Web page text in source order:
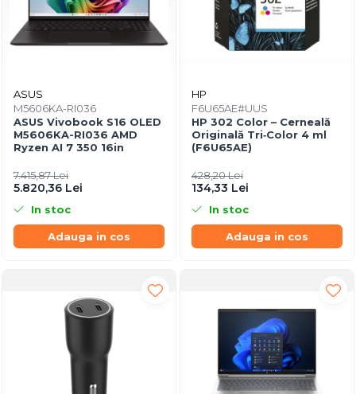
ASUS
M5606KA-RI036
ASUS Vivobook S16 OLED
M5606KA-RI036 AMD
Ryzen AI 7 350 16in
7.415,87 Lei
5.820,36 Lei
In stoc
Adauga in cos
HP
F6U65AE#UUS
HP 302 Color – Cerneală
Originală Tri‑Color 4 ml
(F6U65AE)
428,20 Lei
134,33 Lei
In stoc
Adauga in cos